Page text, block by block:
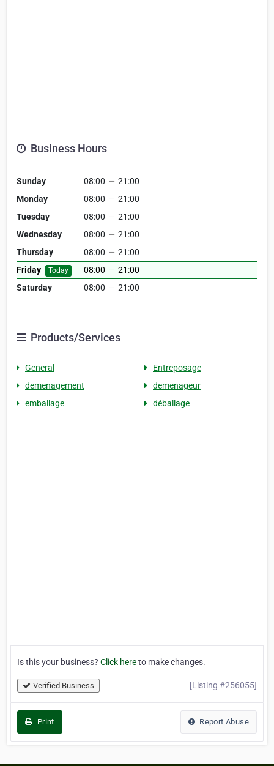
Business Hours
Sunday 08:00 — 21:00
Monday
08:00 — 21:00
Tuesday
08:00 — 21:00
Wednesday
08:00 — 21:00
Thursday
08:00 — 21:00
Friday
Today 08:00 — 21:00
Saturday
08:00 — 21:00
Products/Services
General
Entreposage
demenagement
demenageur
emballage
déballage
Is this your business? Click hereto make changes.
Verified Business [Listing #256055]
Print Report Abuse